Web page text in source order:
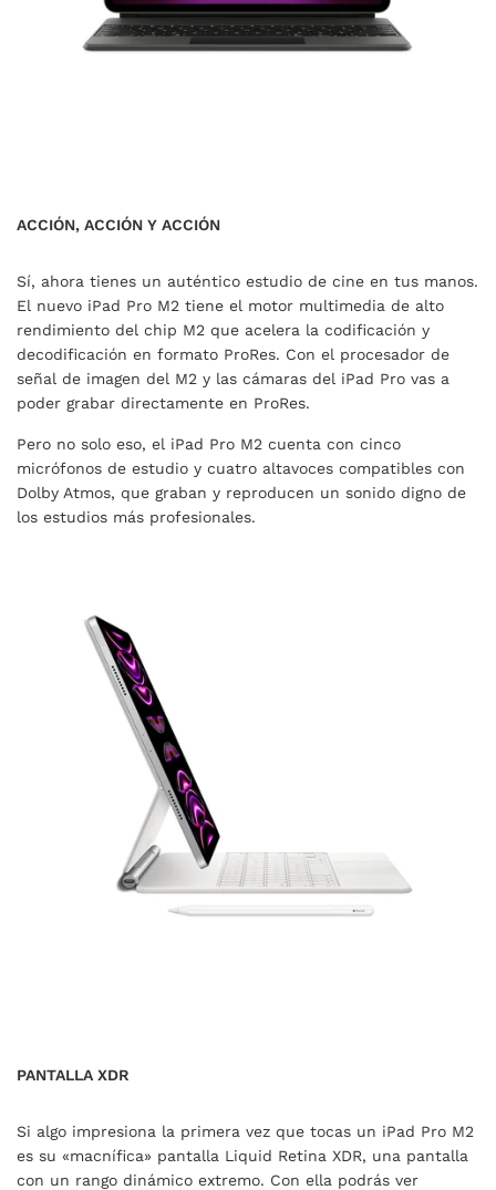
ACCIÓN, ACCIÓN Y ACCIÓN
Sí, ahora tienes un auténtico estudio de cine en tus manos.
El nuevo iPad Pro M2 tiene el motor multimedia de alto
rendimiento del chip M2 que acelera la codificación y
decodificación en formato ProRes. Con el procesador de
señal de imagen del M2 y las cámaras del iPad Pro vas a
poder grabar directamente en ProRes.
Pero no solo eso, el iPad Pro M2 cuenta con cinco
micrófonos de estudio y cuatro altavoces compatibles con
Dolby Atmos, que graban y reproducen un sonido digno de
los estudios más profesionales.
PANTALLA XDR
Si algo impresiona la primera vez que tocas un iPad Pro M2
es su «macnífica» pantalla Liquid Retina XDR, una pantalla
con un rango dinámico extremo. Con ella podrás ver